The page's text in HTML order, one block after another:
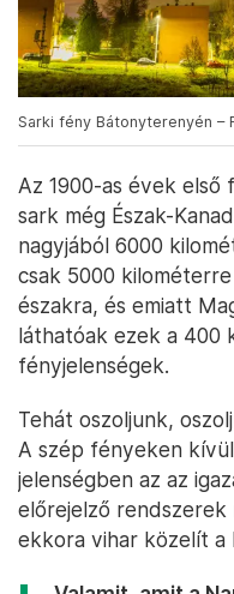
Sarki fény Bátonyterenyén –
Az 1900-as évek első
sark még Észak-
nagyjából 6000
csak 5000
északra, és emiatt
láthatóak ezek a 400
fényjelenségek.
Tehát oszoljunk,
A szép fényeken
jelenségben az az
előrejelző
ekkora vihar közelít a